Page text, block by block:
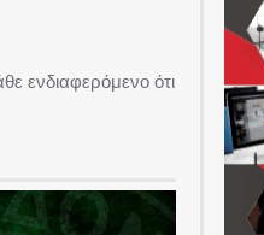
ενδιαφερόμενο ότι